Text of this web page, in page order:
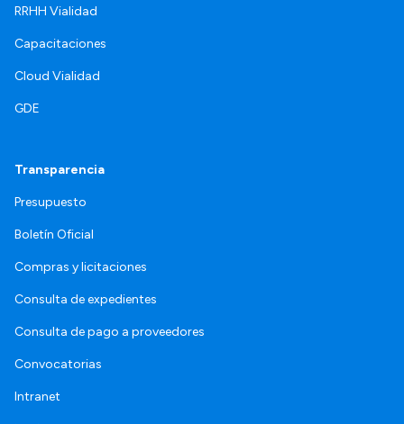
RRHH Vialidad
Capacitaciones
Cloud Vialidad
GDE
Transparencia
Presupuesto
Boletín Oficial
Compras y licitaciones
Consulta de expedientes
Consulta de pago a proveedores
Convocatorias
Intranet